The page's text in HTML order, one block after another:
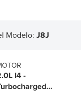
Modelo:J8J
I4 -